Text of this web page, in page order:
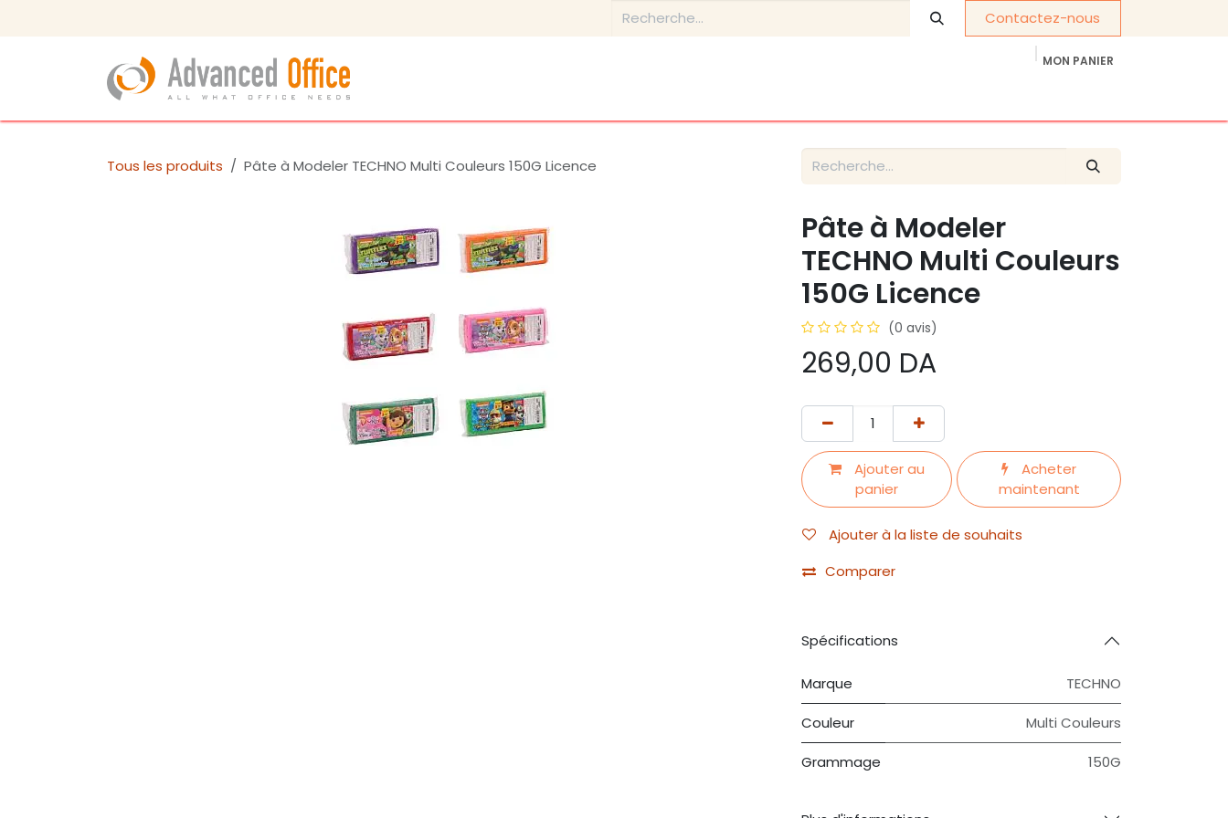
Contactez-nous
MON PANIER
Tous les produits Pâte à Modeler TECHNO Multi Couleurs 150G Licence
Pâte à Modeler
TECHNO Multi Couleurs
150G Licence
(0 avis)
269,00 DA
Ajouter au
panier
Acheter
maintenant
Ajouter à la liste de souhaits
Comparer
Spécifications
Marque TECHNO
Couleur Multi Couleurs
Grammage 150G